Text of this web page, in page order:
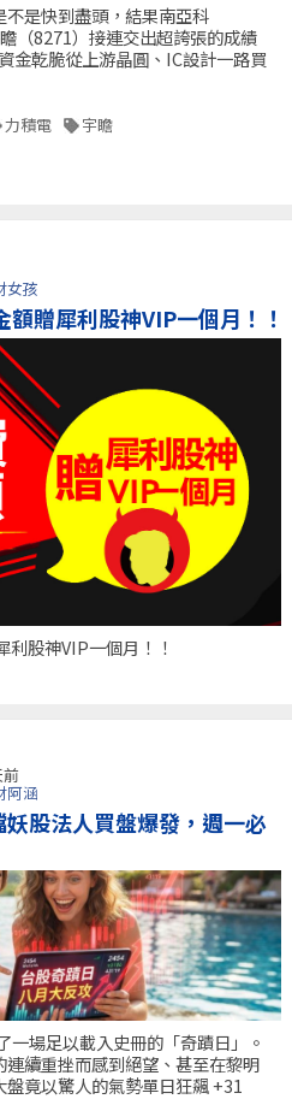
是快到盡頭，結果南亞科
（8271）接連交出超誇張的成績
金乾脆從上游晶圓、IC設計一路買
力積電 宇瞻
女孩
贈犀利股神VIP一個月！！
利股神VIP一個月！！
阿涵
股法人買盤爆發，週一必
一場足以載入史冊的「奇蹟日」。
續重挫而感到絕望、甚至在黎明
竟以驚人的氣勢單日狂飆 +31